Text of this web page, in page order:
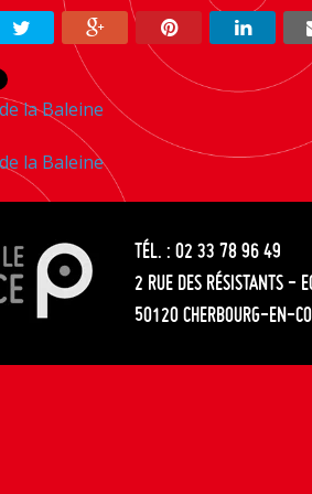
la Baleine
la Baleine
TÉL. : 02 33 78 96 49
2 RUE DES RÉSISTANTS -
50120 CHERBOURG-EN-